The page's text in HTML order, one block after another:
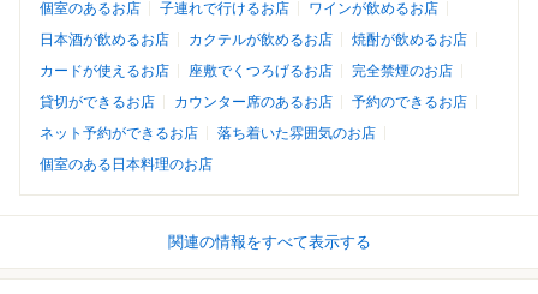
個室のあるお店 子連れで行けるお店
ワインが飲めるお店
日本酒が飲めるお店
カクテルが飲めるお店
焼酎が飲めるお店
カードが使えるお店
座敷でくつろげるお店
完全禁煙のお店
貸切ができるお店
カウンター席のあるお店
予約のできるお店
ネット予約ができるお店
落ち着いた雰囲気のお店
個室のある日本料理のお店
関連の情報をすべて表示する